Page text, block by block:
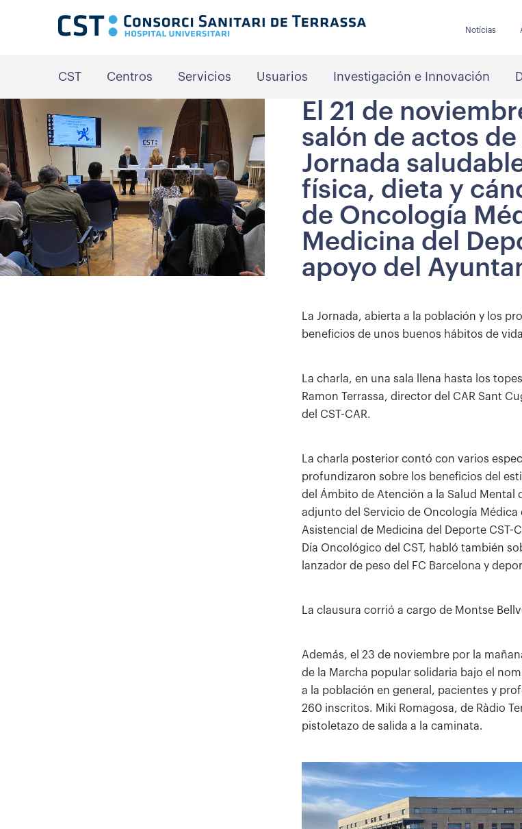
Notícias
CST Centros Servicios Usuarios Investigación e Innovación
El 21 de
salón de actos de
Jornada
física, dieta y
de Oncología
Medicina del
apoyo del
La Jornada, abierta a la población y los
beneficios de unos buenos hábitos de
La charla, en una sala llena hasta los
Ramon Terrassa, director del CAR Sant
del CST-CAR.
La charla posterior contó con varios
profundizaron sobre los beneficios del
del Ámbito de Atención a la Salud Mental
adjunto del Servicio de Oncología Médica
Asistencial de Medicina del Deporte
Día Oncológico del CST, habló también
lanzador de peso del FC Barcelona y
La clausura corrió a cargo de Montse
Además, el 23 de noviembre por la
de la Marcha popular solidaria bajo el
a la población en general, pacientes y
260 inscritos. Miki Romagosa, de Ràdio
pistoletazo de salida a la caminata.